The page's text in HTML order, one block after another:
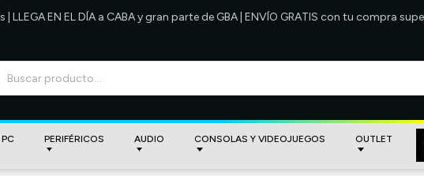
LLEGA EN EL DÍA a CABA y gran parte de GBA | ENVÍO GRATIS con tu compra
PERIFÉRICOS AUDIO CONSOLAS Y VIDEOJUEGOS OUTLET